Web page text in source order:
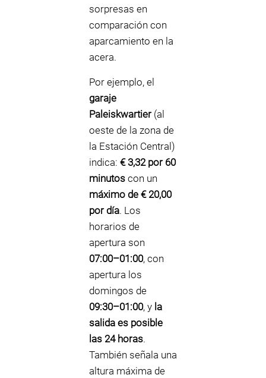
sorpresas en
comparación con
aparcamiento en la
acera.
Por ejemplo, el
garaje
Paleiskwartier(al
oeste de la zona de
la Estación Central)
indica: € 3,32 por 60
minutos con un
máximo de € 20,00
por día. Los
horarios de
apertura son
07:00–01:00, con
apertura los
domingos de
09:30–01:00, y la
salida es posible
las 24 horas.
También señala una
altura máxima de